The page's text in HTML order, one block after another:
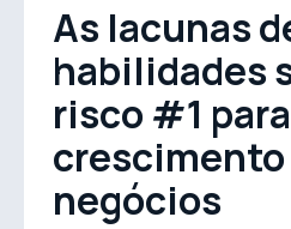
As lacunas
habilidades
risco #1
crescimento
negócios